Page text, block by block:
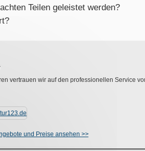
Teilen geleistet werden?
vertrauen wir auf den professionellen Service
und Preise ansehen >>